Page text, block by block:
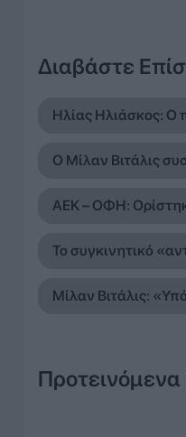
Διαβάστε
Ηλίας Ηλιάσκος: Ο
Ο Μίλαν Βιτάλις
ΑΕΚ – ΟΦΗ:
Το συγκινητικό
Μίλαν Βιτάλις:
Προτεινόμενα